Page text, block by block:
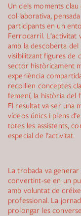
Un dels moments
col·laborativa,
participants en un
Ferrocarril. L’activitat
amb la descoberta
visibilitzant figures de
sector històricament
experiència
recollien conceptes
femení, la història del
El resultat va ser una
vídeos únics i plens
totes les assistents,
especial de l’activitat.
La trobada va
convertint-se en un
amb voluntat de
professional. La
prolongar les